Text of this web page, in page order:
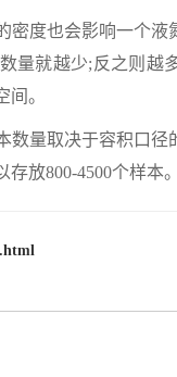
度也会影响一个液
量就越少;反之则越
。
量取决于容积口径
放800-4500个样本。